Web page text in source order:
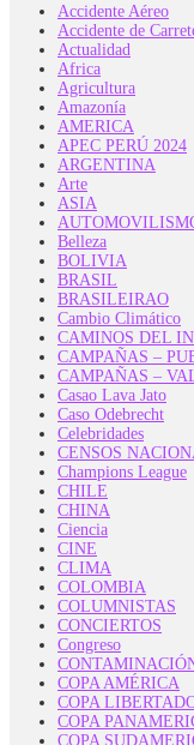
Accidente Aéreo
Accidente de
Actualidad
Africa
Agricultura
Amazonía
AMERICA
APEC PERÚ 2024
ARGENTINA
Arte
ASIA
Belleza
BOLIVIA
BRASIL
BRASILEIRAO
Cambio Climático
CAMINOS DEL
CAMPAÑAS –
CAMPAÑAS –
Casao Lava Jato
Caso Odebrecht
Celebridades
CENSOS
Champions League
CHILE
CHINA
Ciencia
CINE
CLIMA
COLOMBIA
COLUMNISTAS
CONCIERTOS
Congreso
COPA AMÉRICA
COPA
COPA
COPA